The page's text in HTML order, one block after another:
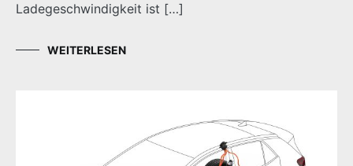
Ladegeschwindigkeit ist […]
WEITERLESEN